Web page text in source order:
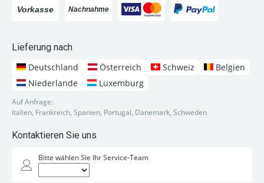
Lieferung nach
Deutschland
Österreich Schweiz
Belgien
Niederlande
Luxemburg
Auf Anfrage:
Italien, Frankreich, Spanien, Portugal, Dänemark, Schweden
Kontaktieren Sie uns
Bitte wählen Sie Ihr Service-Team